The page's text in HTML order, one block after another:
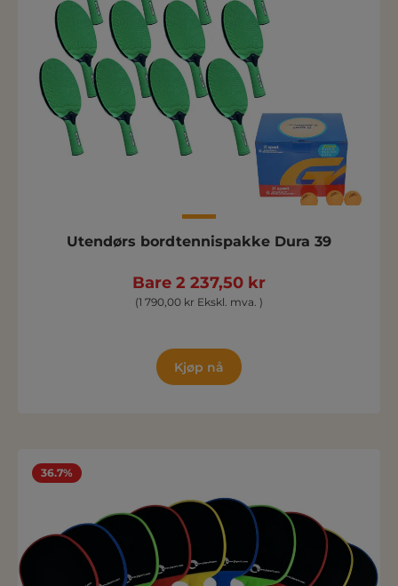
Utendørs bordtennispakke Dura 39
Bare 2 237,50 kr
(1 790,00 kr Ekskl. mva. )
Kjøp nå
36.7%